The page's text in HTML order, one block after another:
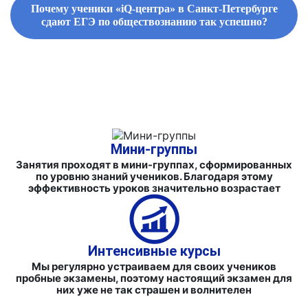
Почему ученики «iQ-центра» в Санкт-Петербурге
сдают ЕГЭ по обществознанию так успешно?
Мини-группы
Занятия проходят в мини-группах, сформированных
по уровню знаний учеников. Благодаря этому
эффективность уроков значительно возрастает
Интенсивные курсы
Мы регулярно устраиваем для своих учеников
пробные экзамены, поэтому настоящий экзамен для
них уже не так страшен и волнителен